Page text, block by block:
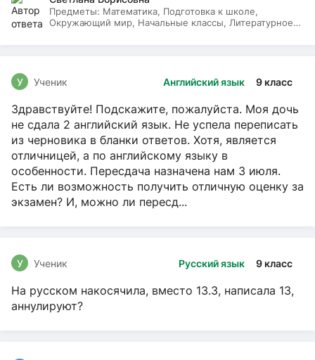
Предметы: Математика, Подготовка к школе,
Окружающий мир, Начальные классы, Литературное
Английский язык 9 класс
У Ученик
Здравствуйте! Подскажите, пожалуйста. Моя дочь
не сдала 2 английский язык. Не успела переписать
из черновика в бланки ответов. Хотя, является
отличницей, а по английскому языку в
особенности. Пересдача назначена нам 3 июля.
Есть ли возможность получить отличную оценку за
экзамен? И, можно ли пересд...
Русский язык 9 класс
У Ученик
На русском накосячила, вместо 13.3, написала 13,
аннулируют?